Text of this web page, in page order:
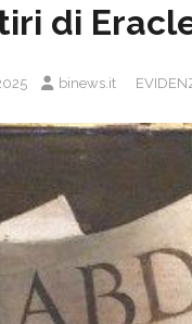
di
binews.it